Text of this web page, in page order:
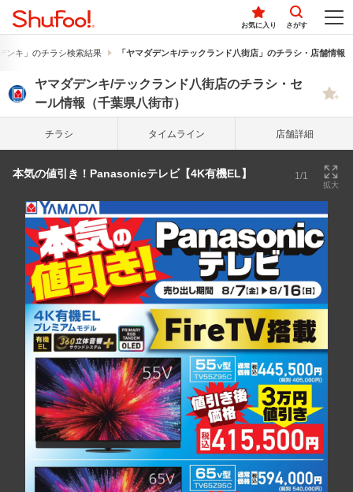
お気に入り さがす
ンキ」のチラシ検索結果 「ヤマダデンキ/テックランド八街店」のチラシ・店舗情報
ヤマダデンキ/テックランド八街店のチラシ・セ
ール情報（千葉県八街市）
チラシ タイム ライン 店舗詳細
本気の値引き！Panasonicテレビ【4K有機EL】 1/1
拡大